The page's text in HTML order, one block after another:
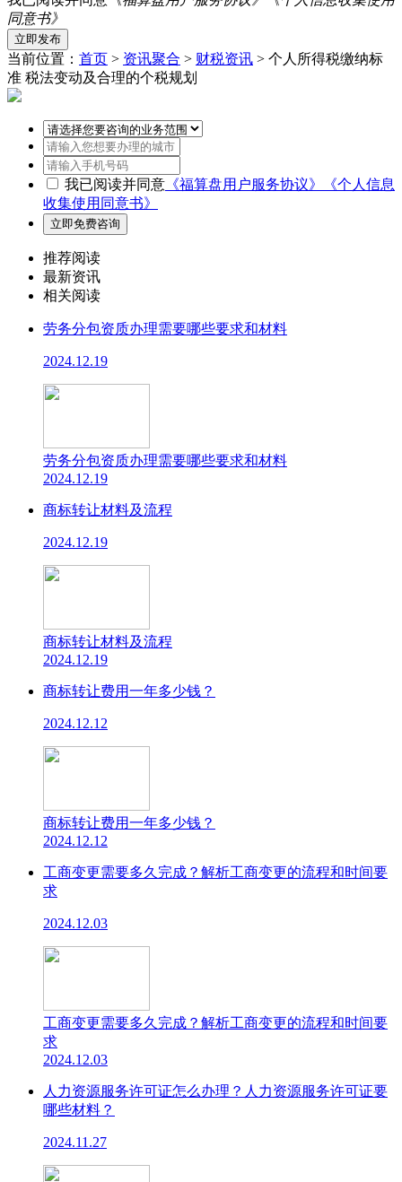
同意书》
当前位置： 首页 > 资讯聚合 > 财税资讯 > 个人所得税缴纳标
准 税法变动及合理的个税规划
我已阅读并同意 《福算盘用户服务协议》
《个人信息
收集使用同意书》
推荐阅读
最新资讯
相关阅读
劳务分包资质办理需要哪些要求和材料
2024.12.19
劳务分包资质办理需要哪些要求和材料
2024.12.19
商标转让材料及流程
2024.12.19
商标转让材料及流程
2024.12.19
商标转让费用一年多少钱？
2024.12.12
商标转让费用一年多少钱？
2024.12.12
工商变更需要多久完成？解析工商变更的流程和时间要
求
2024.12.03
工商变更需要多久完成？解析工商变更的流程和时间要
求
2024.12.03
人力资源服务许可证怎么办理？人力资源服务许可证要
哪些材料？
2024.11.27